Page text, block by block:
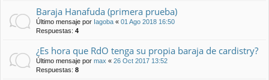
Baraja Hanafuda (primera prueba)
Último mensaje por Iagoba « 01 Ago 2018 16:50
Respuestas: 4
¿Es hora que RdO tenga su propia baraja de cardistry?
Último mensaje por max « 26 Oct 2017 13:52
Respuestas: 8